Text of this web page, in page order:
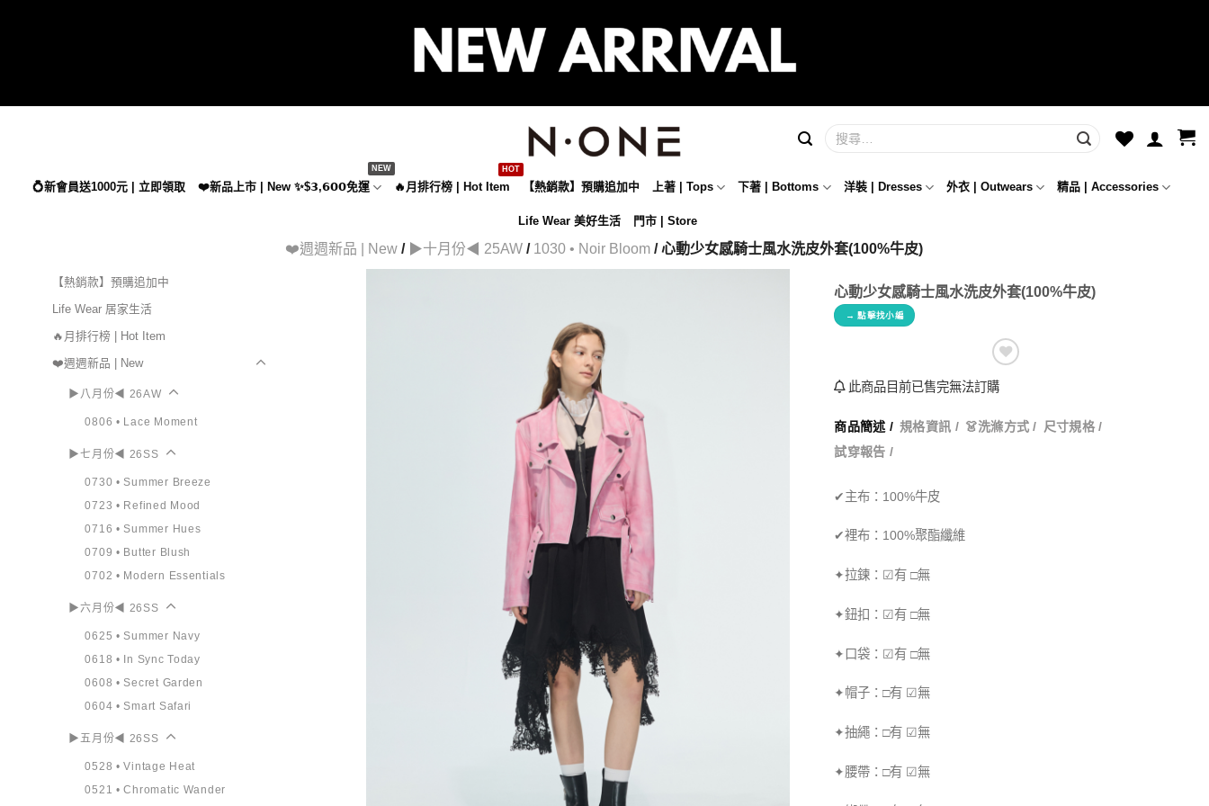
💍新會員送1000元 | 立即領取 ❤️新品上市 | New ✨$𝟯,𝟲𝟬𝟬免運 🔥月排行榜 | Hot Item 【熱銷款】預購追加中 上著 | Tops 下著 | Bottoms 洋裝 | Dresses 外衣 | Outwears 精品 | Accessories
Life Wear 美好生活 門市 | Store
❤️週週新品 | New / ▶十月份◀ 25AW / 1030 • Noir Bloom / 心動少女感騎士風水洗皮外套(100%牛皮)
心動少女感騎士風水洗皮外套(100%牛皮)
→ 點擊找小編
此商品目前已售完無法訂購
商品簡述 / 規格資訊 / 👗洗滌方式 / 尺寸規格 /
試穿報告 /
✔主布：100%牛皮
✔裡布：100%聚酯纖維
✦拉鍊：☑有 □無
✦鈕扣：☑有 □無
✦口袋：☑有 □無
✦帽子：□有 ☑無
✦抽繩：□有 ☑無
✦腰帶：□有 ☑無
【熱銷款】預購追加中
Life Wear 居家生活
🔥月排行榜 | Hot Item
❤️週週新品 | New
▶八月份◀ 26AW
0806 • Lace Moment
▶七月份◀ 26SS
0730 • Summer Breeze
0723 • Refined Mood
0716 • Summer Hues
0709 • Butter Blush
0702 • Modern Essentials
▶六月份◀ 26SS
0625 • Summer Navy
0618 • In Sync Today
0608 • Secret Garden
0604 • Smart Safari
▶五月份◀ 26SS
0528 • Vintage Heat
0521 • Chromatic Wander